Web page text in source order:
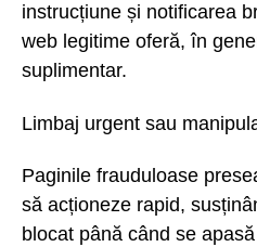
instrucțiune și notificarea
web legitime oferă, în
suplimentar.
Limbaj urgent sau
Paginile frauduloase
să acționeze rapid,
blocat până când se